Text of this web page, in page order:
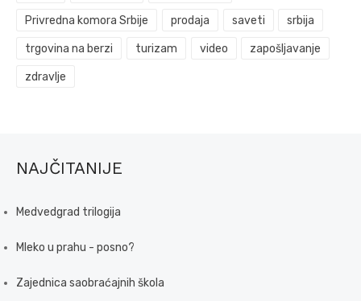
Privredna komora Srbije prodaja saveti srbija
trgovina na berzi turizam video zapošljavanje
zdravlje
NAJČITANIJE
Medvedgrad trilogija
Mleko u prahu - posno?
Zajednica saobraćajnih škola